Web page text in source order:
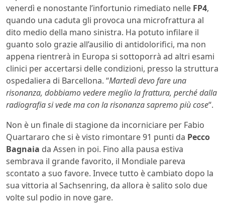
venerdì e nonostante l’infortunio rimediato nelle FP4,
quando una caduta gli provoca una microfrattura al
dito medio della mano sinistra. Ha potuto infilare il
guanto solo grazie all’ausilio di antidolorifici, ma non
appena rientrerà in Europa si sottoporrà ad altri esami
clinici per accertarsi delle condizioni, presso la struttura
ospedaliera di Barcellona. “Martedì devo fare una
risonanza, dobbiamo vedere meglio la frattura, perché dalla
radiografia si vede ma con la risonanza sapremo più cose“.
Non è un finale di stagione da incorniciare per Fabio
Quartararo che si è visto rimontare 91 punti da Pecco
Bagnaia da Assen in poi. Fino alla pausa estiva
sembrava il grande favorito, il Mondiale pareva
scontato a suo favore. Invece tutto è cambiato dopo la
sua vittoria al Sachsenring, da allora è salito solo due
volte sul podio in nove gare.